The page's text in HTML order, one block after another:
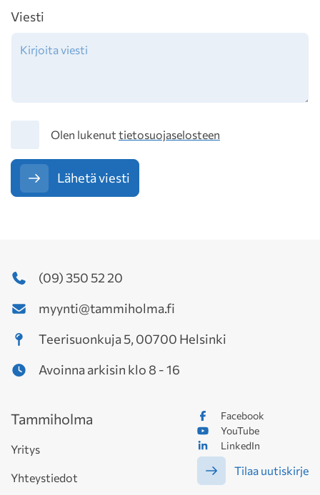
Viesti
TietosuojaOlen lukenut tietosuojaselosteen
Lähetä viesti
(09) 350 52 20
myynti@tammiholma.fi
Teerisuonkuja 5, 00700 Helsinki
Avoinna arkisin klo 8 - 16
Facebook
YouTube
LinkedIn
Tilaa uutiskirje
Tammiholma
Yritys
Yhteystiedot